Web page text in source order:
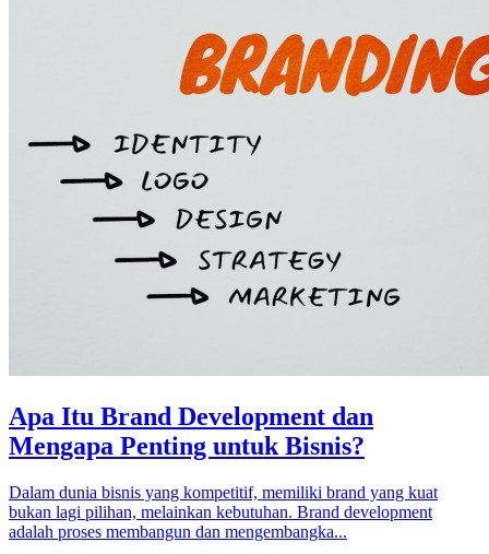
Apa Itu Brand Development dan
Mengapa Penting untuk Bisnis?
Dalam dunia bisnis yang kompetitif, memiliki brand yang kuat
bukan lagi pilihan, melainkan kebutuhan. Brand development
adalah proses membangun dan mengembangka...